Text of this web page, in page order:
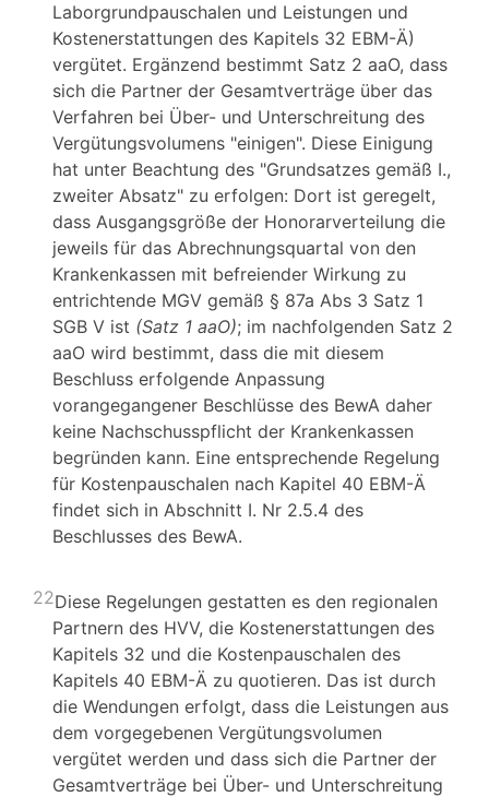
Laborgrundpauschalen und Leistungen und
Kostenerstattungen des Kapitels 32 EBM-Ä)
vergütet. Ergänzend bestimmt Satz 2 aaO, dass
sich die Partner der Gesamtverträge über das
Verfahren bei Über- und Unterschreitung des
Vergütungsvolumens "einigen". Diese Einigung
hat unter Beachtung des "Grundsatzes gemäß I.,
zweiter Absatz" zu erfolgen: Dort ist geregelt,
dass Ausgangsgröße der Honorarverteilung die
jeweils für das Abrechnungsquartal von den
Krankenkassen mit befreiender Wirkung zu
entrichtende MGV gemäß § 87a Abs 3 Satz 1
SGB V ist (Satz 1 aaO); im nachfolgenden Satz 2
aaO wird bestimmt, dass die mit diesem
Beschluss erfolgende Anpassung
vorangegangener Beschlüsse des BewA daher
keine Nachschusspflicht der Krankenkassen
begründen kann. Eine entsprechende Regelung
für Kostenpauschalen nach Kapitel 40 EBM-Ä
findet sich in Abschnitt I. Nr 2.5.4 des
Beschlusses des BewA.
22Diese Regelungen gestatten es den regionalen
Partnern des HVV, die Kostenerstattungen des
Kapitels 32 und die Kostenpauschalen des
Kapitels 40 EBM-Ä zu quotieren. Das ist durch
die Wendungen erfolgt, dass die Leistungen aus
dem vorgegebenen Vergütungsvolumen
vergütet werden und dass sich die Partner der
Gesamtverträge bei Über- und Unterschreitung